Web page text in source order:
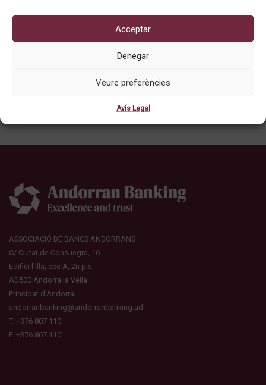
Acceptar
Denegar
Veure preferències
Avís Legal
ASSOCIACIÓ DE BANCS ANDORRANS
C/ Ciutat de Consuegra, 16
Edifici l'Illa, esc A, 2n pis
AD500 Andorra la Vella
Principat d'Andorra
andorranbanking@andorranbanking.ad
T. +376 807 110
F. +376 867 110